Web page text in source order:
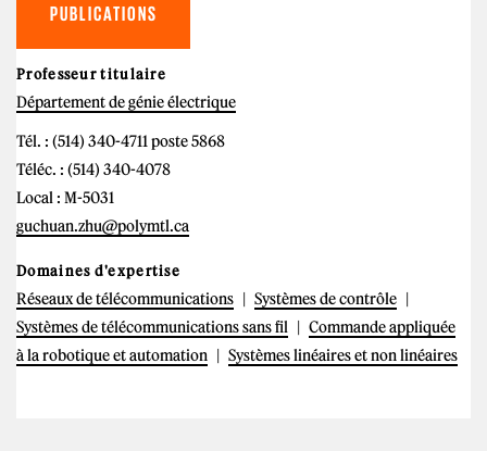
PUBLICATIONS
Professeur titulaire
Département de génie électrique
Tél. : (514) 340-4711 poste 5868
Téléc. : (514) 340-4078
Local : M-5031
guchuan.zhu@polymtl.ca
Domaines d'expertise
Réseaux de télécommunications
Systèmes de contrôle
Systèmes de télécommunications sans fil
Commande appliquée
à la robotique et automation
Systèmes linéaires et non linéaires